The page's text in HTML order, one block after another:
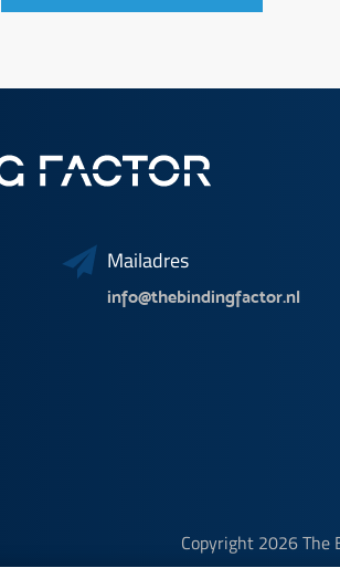
Mailadres
info@thebindingfactor.nl
Copyright 2026 The